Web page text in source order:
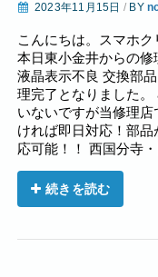
2023年11月15日 / BY
こんにちは。スマホク
本日東小金井からの
液晶表示不良 交換
理完了となりました。
いないですが当修理
ければ即日対応！部
応可能！！ 西国分寺
続きを読む